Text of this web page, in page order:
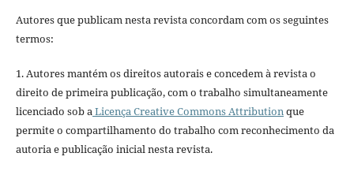
Autores que publicam nesta revista concordam com os seguintes
termos:
1. Autores mantém os direitos autorais e concedem à revista o
direito de primeira publicação, com o trabalho simultaneamente
licenciado sob aLicença Creative Commons Attributionque
permite o compartilhamento do trabalho com reconhecimento da
autoria e publicação inicial nesta revista.